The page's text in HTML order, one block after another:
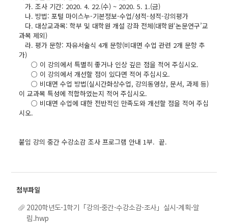
가. 조사 기간: 2020. 4. 22.(수) ~ 2020. 5. 1.(금)
나. 방법: 포털 마이스누-기본정보-수업/성적-성적-강의평가
다. 대상교과목: 학부 및 대학원 개설 강좌 전체(대학원‘논문연구’교
과목 제외)
라. 평가 문항: 자유서술식 4개 문항(비대면 수업 관련 2개 문항 추
가)
○ 이 강의에서 특별히 좋거나 인상 깊은 점을 적어 주십시오.
○ 이 강의에서 개선할 점이 있다면 적어 주십시오.
○ 비대면 수업 방법(실시간화상수업, 강의동영상, 문서, 과제 등)
이 교과목 특성에 적합하였는지 적어 주십시오.
○ 비대면 수업에 대한 전반적인 만족도와 개선할 점을 적어 주십
시오.
붙임 강의 중간 수강소감 조사 프로그램 안내 1부. 끝.
2020학년도-1학기「강의-중간-수강소감-조사」실시-계획-알
림.hwp